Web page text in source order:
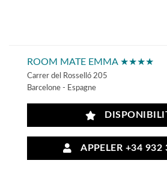
ROOM MATE EMMA ★★★★
Carrer del Rosselló 205
Barcelone - Espagne
APPELER +34 932